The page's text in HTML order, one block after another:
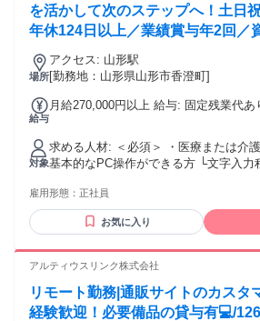
を活かして次のステップへ！土日
年休124日以上／業績賞与年2回／
場所
アクセス: 山形駅
[勤務地：山形県山形市香澄町]
給与
月給270,000円以上 給与: 固定残業代あり：月給 ￥270,000以
む。25時間を超える残業代は追加で支給する。 ◆
業績賞与年2回 ◆交通費支給(上限規定
対象
求める人材: ＜必須＞ ・医療または介護業界での実務経験 ・
基本的なPC操作ができる方 └文字入力
士、 歯科衛生士などの経験者 ・電子カ
経験者 ・ITスキルやDXに興味がある
ンスを整えたい方 ・Excel関数
ィカルクラーク ★介護福祉士 ★歯科衛
雇用形態： 正社員
お気に入り
アルティウスリンク株式会社
リモート勤務|通販サイトのカスタ
経験歓迎！必要備品の貸与有💻/